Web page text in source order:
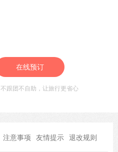
在线预订
不跟团不自助，让旅行更省心
注意事项 友情提示 退改规则